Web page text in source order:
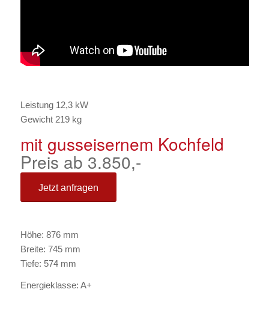
Leistung 12,3 kW
Gewicht 219 kg
mit gusseisernem Kochfeld
Preis ab 3.850,-
Jetzt anfragen
Höhe: 876 mm
Breite: 745 mm
Tiefe: 574 mm
Energieklasse: A+